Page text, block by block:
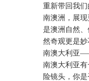
重新带回我们
南澳洲，展
是澳洲自然
然奇观更是妙
南澳大利亚
南澳大利亚
险镜头，你